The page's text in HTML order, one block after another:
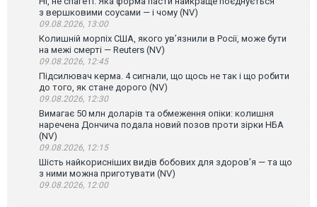
з вершковими соусами — і чому (NV)
09.08.2026, 13:00
Колишній морпіх США, якого ув’язнили в Росії, може бути
на межі смерті — Reuters (NV)
09.08.2026, 12:45
Підсилювач керма. 4 сигнали, що щось не так і що робити
до того, як стане дорого (NV)
09.08.2026, 12:30
Вимагає 50 млн доларів та обмеження опіки: колишня
наречена Дончича подала новий позов проти зірки НБА
(NV)
09.08.2026, 12:15
Шість найкорисніших видів бобових для здоров’я — та що
з ними можна приготувати (NV)
09.08.2026, 12:00